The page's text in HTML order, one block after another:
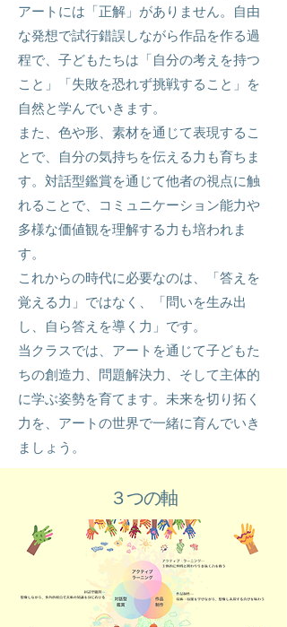
アートには「正解」がありません。自由
な発想で試行錯誤しながら作品を作る過
程で、子どもたちは「自分の考えを持つ
こと」「失敗を恐れず挑戦すること」を
自然と学んでいきます。
また、色や形、素材を通じて表現するこ
とで、自分の気持ちを伝える力も育ちま
す。対話型鑑賞を通じて他者の視点に触
れることで、コミュニケーション能力や
多様な価値観を理解する力も培われま
す。
これからの時代に必要なのは、「答えを
覚える力」ではなく、「問いを生み出
し、自ら答えを導く力」です。
当クラスでは、アートを通じて子どもた
ちの創造力、問題解決力、そして主体的
に学ぶ姿勢を育てます。未来を切り拓く
力を、アートの世界で一緒に育んでいき
ましょう。
​３つの軸